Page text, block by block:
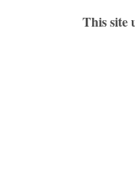
This site